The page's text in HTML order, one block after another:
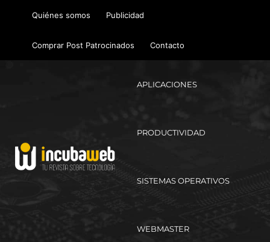
Quiénes somos Publicidad
Comprar Post Patrocinados Contacto
APLICACIONES
PRODUCTIVIDAD
SISTEMAS OPERATIVOS
WEBMASTER